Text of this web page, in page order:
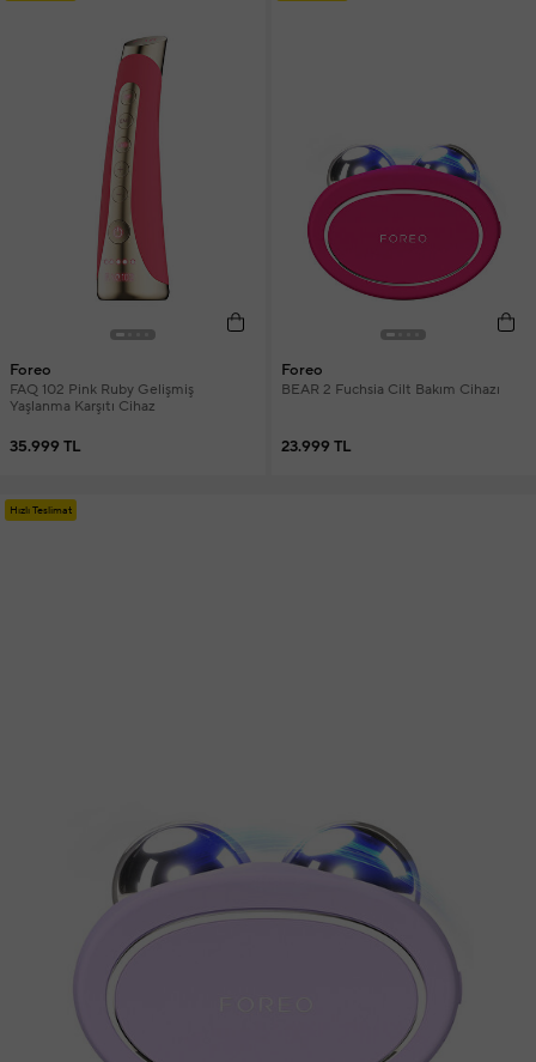
Foreo
FAQ 102 Pink Ruby Gelişmiş
Yaşlanma Karşıtı Cihaz
35.999 TL
Foreo
BEAR 2 Fuchsia Cilt Bakım Cihazı
23.999 TL
Hızlı Teslimat